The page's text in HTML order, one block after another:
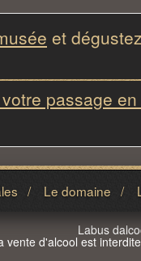
et
passage
/ Le domaine /
Labus
vente d'alcool est